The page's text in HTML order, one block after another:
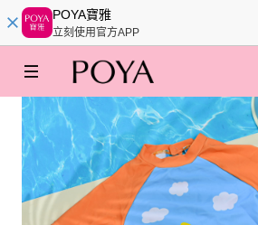
POYA寶雅
立刻使用官方APP